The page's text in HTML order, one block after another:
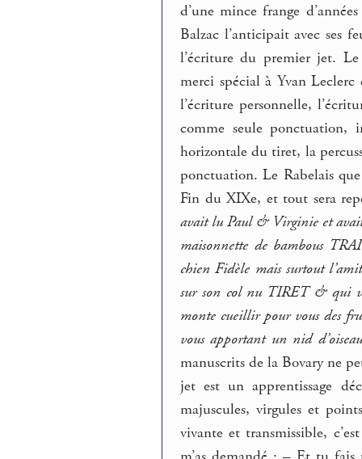
d’une mince frange
Balzac l’anticipait avec ses
l’écriture du premier jet.
merci spécial à Yvan
l’écriture personnelle,
comme seule
horizontale du tiret, la
ponctuation. Le Rabelais
Fin du XIXe, et tout sera
avait lu Paul & Virginie et
maisonnette de bambous
chien Fidèle mais surtout
sur son col nu TIRET & qui
monte cueillir pour vous des
vous apportant un nid d’oiseau
manuscrits de la Bovary ne
jet est un apprentissage
majuscules, virgules et
vivante et transmissible,